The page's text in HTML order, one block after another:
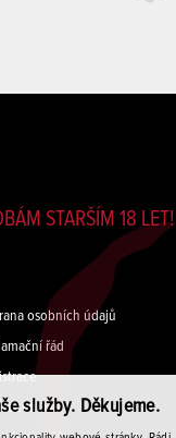
STARŠÍM 18 LET!
osobních údajů
řád
vín
služby. Děkujeme.